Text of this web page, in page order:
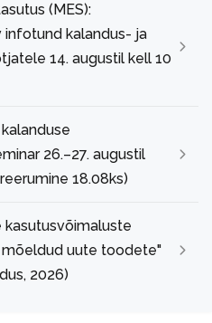
(MES):
kalandus- ja
14. augustil kell 10
26.–27. augustil
18.08ks)
kasutusvõimaluste
uute toodete"
2026)